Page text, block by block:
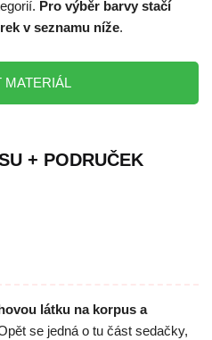
Pro výběr barvy stačí
v seznamu níže.
MATERIÁL
+ PODRUČEK
látku na korpus a
se jedná o tu část sedačky,